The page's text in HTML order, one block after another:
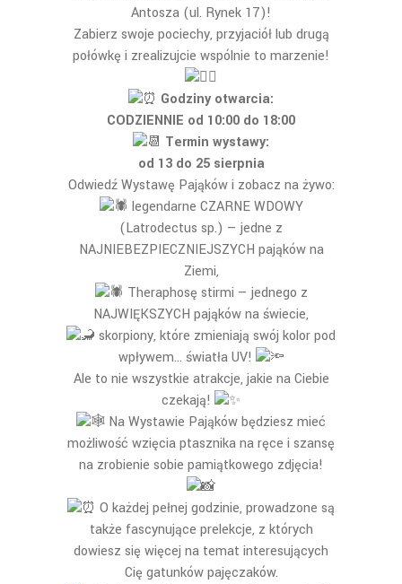
Antosza (ul. Rynek 17)!
Zabierz swoje pociechy, przyjaciół lub drugą
połówkę i zrealizujcie wspólnie to marzenie!
Godziny otwarcia:
CODZIENNIE od 10:00 do 18:00
Termin wystawy:
od 13 do 25 sierpnia
Odwiedź Wystawę Pająków i zobacz na żywo:
legendarne CZARNE WDOWY
(Latrodectus sp.) — jedne z
NAJNIEBEZPIECZNIEJSZYCH pająków na
Ziemi,
Theraphosę stirmi — jednego z
NAJWIĘKSZYCH pająków na świecie,
skorpiony, które zmieniają swój kolor pod
wpływem… światła UV!
Ale to nie wszystkie atrakcje, jakie na Ciebie
czekają!
Na Wystawie Pająków będziesz mieć
możliwość wzięcia ptasznika na ręce i szansę
na zrobienie sobie pamiątkowego zdjęcia!
O każdej pełnej godzinie, prowadzone są
także fascynujące prelekcje, z których
dowiesz się więcej na temat interesujących
Cię gatunków pajęczaków.